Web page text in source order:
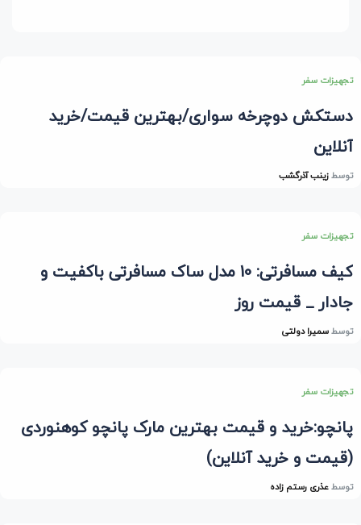
تجهیزات سفر
دستکش دوچرخه سواری/بهترین قیمت/خرید
آنلاین
توسطزینب آذرگشب
تجهیزات سفر
کیف مسافرتی: 10 مدل ساک مسافرتی باکفیت و
جادار _ قیمت روز
توسطسمیرا دولتی
تجهیزات سفر
پانچو:خرید و قیمت بهترین مارک پانچو کوهنوردی
(قیمت و خرید آنلاین)
توسطعذری رستم زاده